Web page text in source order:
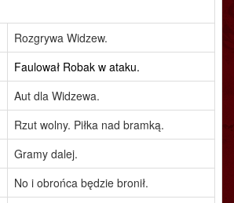
Rozgrywa Widzew.
Faulował Robak w ataku.
Aut dla Widzewa.
Rzut wolny. Piłka nad bramką.
Gramy dalej.
No i obrońca będzie bronił.